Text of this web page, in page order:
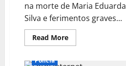
na morte de Maria Eduarda
Silva e ferimentos graves...
Read MoreRead
more
Polícia